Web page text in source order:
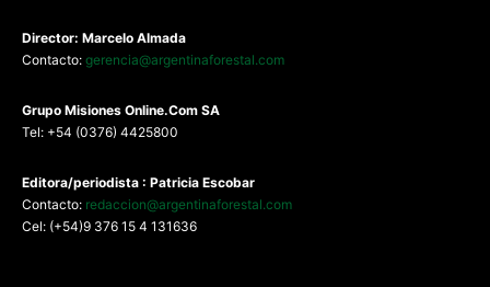
Director: Marcelo Almada
Contacto: gerencia@argentinaforestal.com
Grupo Misiones Online.Com SA
Tel: +54 (0376) 4425800
Editora/periodista : Patricia Escobar
Contacto: redaccion@argentinaforestal.com
Cel: (+54)9 376 15 4 131636